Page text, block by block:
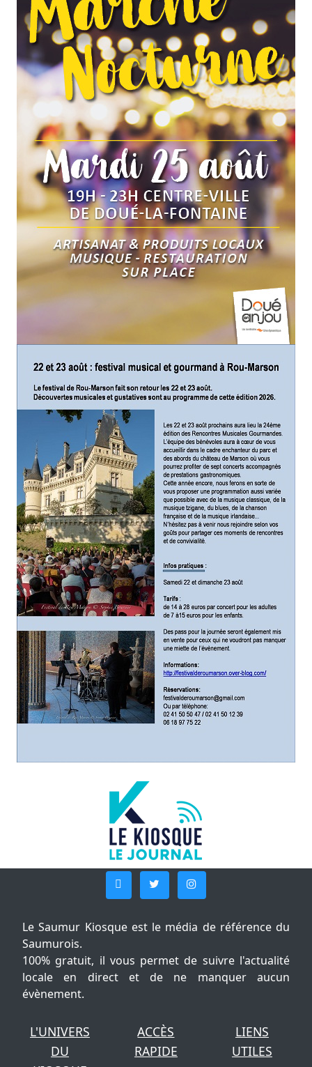
Le Saumur Kiosque est le média de référence du
Saumurois.
100% gratuit, il vous permet de suivre l'actualité
locale en direct et de ne manquer aucun
évènement.
L'UNIVERS
DU
ACCÈS
RAPIDE
LIENS
UTILES